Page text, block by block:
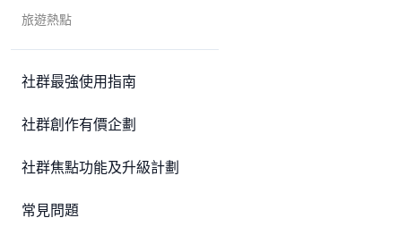
旅遊熱點
社群最強使用指南
社群創作有價企劃
社群焦點功能及升級計劃
常見問題